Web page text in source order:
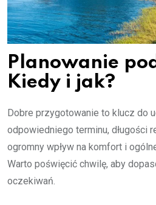
Planowanie
Kiedy i jak?
Dobre przygotowanie to klucz do
odpowiedniego terminu, długości
ogromny wpływ na komfort i
Warto poświęcić chwilę, aby
oczekiwań.